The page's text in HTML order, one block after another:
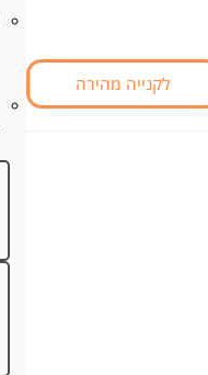
לקנייה מהירה